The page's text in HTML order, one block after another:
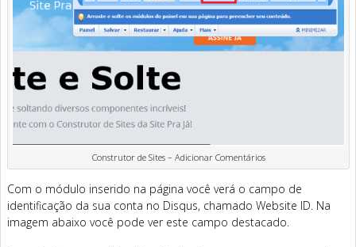
Construtor de Sites – Adicionar Comentários
Com o módulo inserido na página você verá o campo de
identificação da sua conta no Disqus, chamado Website ID. Na
imagem abaixo você pode ver este campo destacado.